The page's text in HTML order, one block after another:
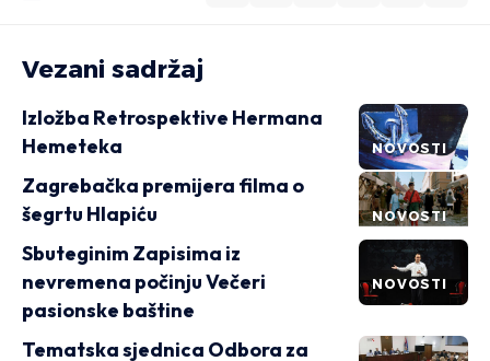
Vezani sadržaj
NOVOSTI
Izložba Retrospektive Hermana
Hemeteka
NOVOSTI
Zagrebačka premijera filma o
šegrtu Hlapiću
NOVOSTI
Sbuteginim Zapisima iz
nevremena počinju Večeri
pasionske baštine
Tematska sjednica Odbora za